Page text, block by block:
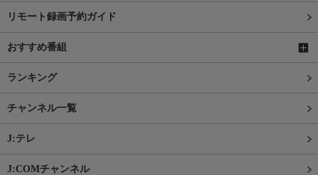
リモート録画予約ガイド
おすすめ番組
ランキング
チャンネル一覧
J:テレ
J:COMチャンネル